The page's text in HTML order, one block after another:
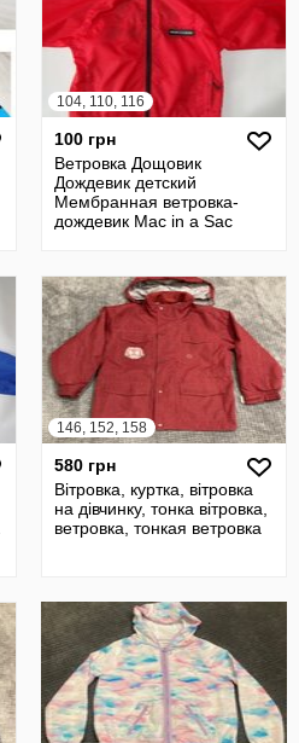
104, 110, 116
100 грн
Ветровка Дощовик
Дождевик детский
Мембранная ветровка-
дождевик Mac in a Sac
146, 152, 158
580 грн
Вітровка, куртка, вітровка
на дівчинку, тонка вітровка,
ветровка, тонкая ветровка